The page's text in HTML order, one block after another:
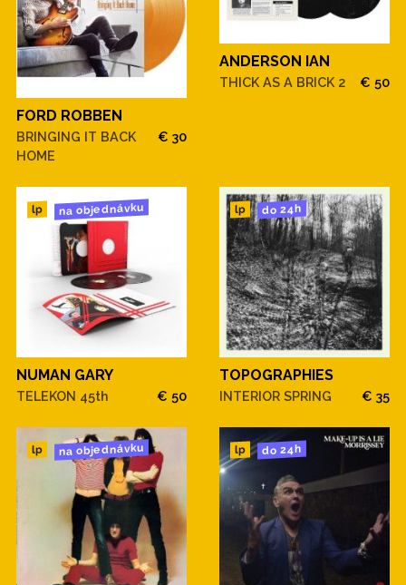
FORD ROBBEN
BRINGING IT BACK
HOME
€ 30
ANDERSON IAN
THICK AS A BRICK 2 € 50
lp na objednávku
NUMAN GARY
TELEKON 45th € 50
lp do 24h
TOPOGRAPHIES
INTERIOR SPRING € 35
lp na objednávku lp do 24h